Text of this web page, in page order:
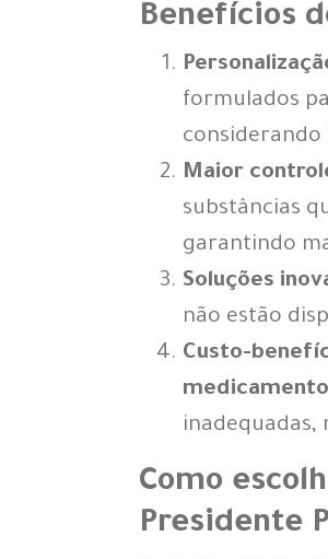
Benefícios
formulados
considerando
Maior
substâncias
garantindo
Soluções
não estão
Custo-
Como
Presidente